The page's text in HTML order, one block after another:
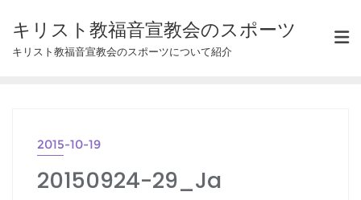
content
キリスト教福音宣教会のスポーツ
キリスト教福音宣教会のスポーツについて紹介
2015-10-19
20150924-29_Ja